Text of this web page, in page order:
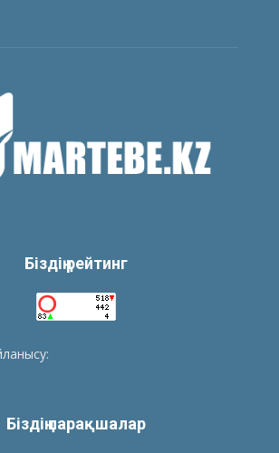
Біздің рейтинг
Біздің парақшалар